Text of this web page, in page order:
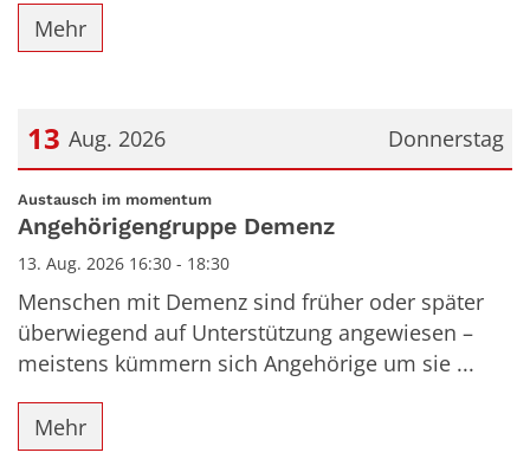
Mehr
Donnerstag
13 Aug. 2026
Datum: 13. August 2026
Austausch im momentum:
Angehörigengruppe Demenz
13. Aug. 2026 16:30 - 18:30
Menschen mit Demenz sind früher oder später
überwiegend auf Unterstützung angewiesen –
meistens kümmern sich Angehörige um sie ...
Mehr